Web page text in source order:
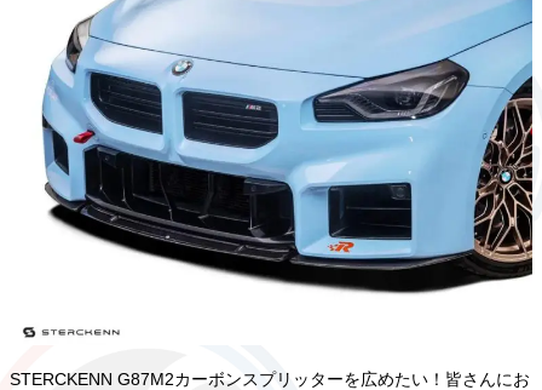
STERCKENN G87M2カーボンスプリッターを広めたい！皆さんにお